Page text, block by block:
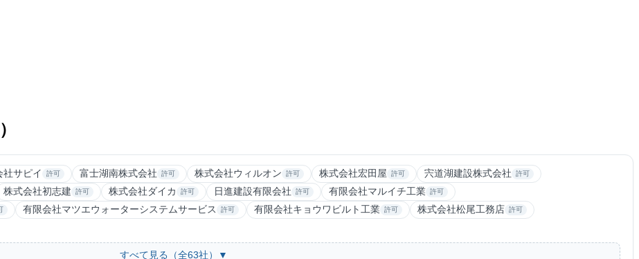
社サピイ 許可 富士湖南株式会社 許可 株式会社ウィルオン 許可 株式会社宏田屋 許可 宍道湖建設株式会社 許可
株式会社初志建 許可 株式会社ダイカ 許可 日進建設有限会社 許可 有限会社マルイチ工業 許可
有限会社マツエウォーターシステムサービス 許可 有限会社キョウワビルト工業 許可 株式会社松尾工務店 許可
すべて見る（全63社）▼